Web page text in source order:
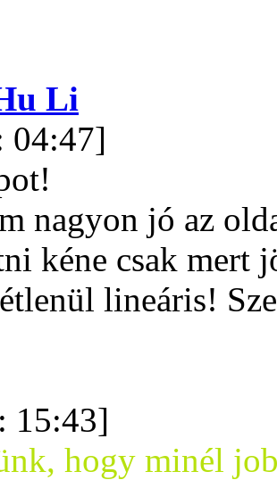
Li
04:47]
nagyon jó az
kéne csak mert
lineáris!
15:43]
hogy minél